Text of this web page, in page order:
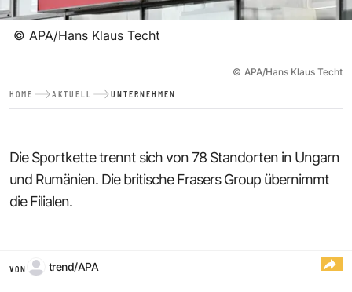
© APA/Hans Klaus Techt
© APA/Hans Klaus Techt
HOME AKTUELL UNTERNEHMEN
Die Sportkette trennt sich von 78 Standorten in Ungarn
und Rumänien. Die britische Frasers Group übernimmt
die Filialen.
VON trend/APA